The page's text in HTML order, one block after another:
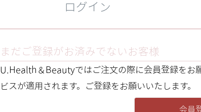
ログイン
まだご登録がお済みでないお客様
U.Health＆Beautyではご注文の際に会員登録をお
ビスが適用されます。ご登録をお願いいたします。
会員